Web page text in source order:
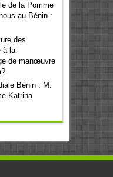
de la Pomme
au Bénin :
des
à la
de manœuvre
Bénin : M.
Katrina